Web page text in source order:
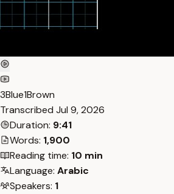
3Blue1Brown
Transcribed Jul 9, 2026
Duration: 9:41
Words: 1,900
Reading time: 10 min
Language: Arabic
Speakers: 1